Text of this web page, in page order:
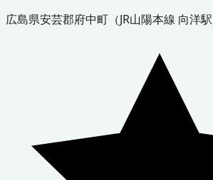
広島県安芸郡府中町 （JR山陽本線 向洋駅